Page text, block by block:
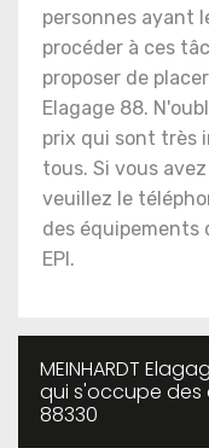
personnes ayant
procéder à ces
proposer de
Elagage 88.
prix qui sont très
tous. Si vous
veuillez le
des équipements
EPI.
MEINHARDT
qui s'occupe des
88330